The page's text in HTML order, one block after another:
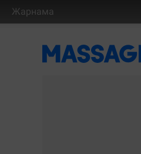
Жарнама